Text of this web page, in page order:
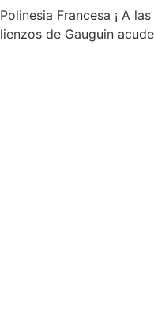
Polinesia Francesa ¡ A
lienzos de Gauguin